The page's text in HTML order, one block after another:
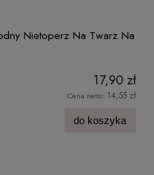
Nietoperz Na Twarz Na
17,90 zł
Cena netto: 14,55 zł
do koszyka